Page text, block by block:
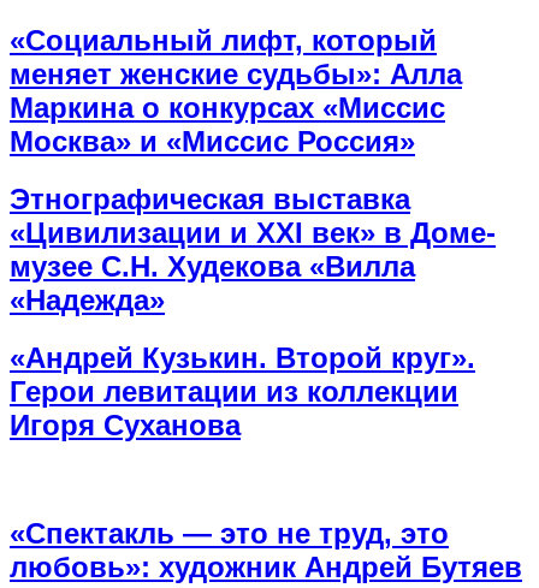
«Социальный лифт, который
меняет женские судьбы»: Алла
Маркина о конкурсах «Миссис
Москва» и «Миссис Россия»
Этнографическая выставка
«Цивилизации и ХХI век» в Доме-
музее С.Н. Худекова «Вилла
«Надежда»
«Андрей Кузькин. Второй круг».
Герои левитации из коллекции
Игоря Суханова
«Спектакль — это не труд, это
любовь»: художник Андрей Бутяев